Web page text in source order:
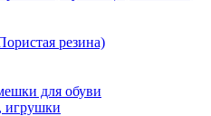
резина)
для обуви
игрушки